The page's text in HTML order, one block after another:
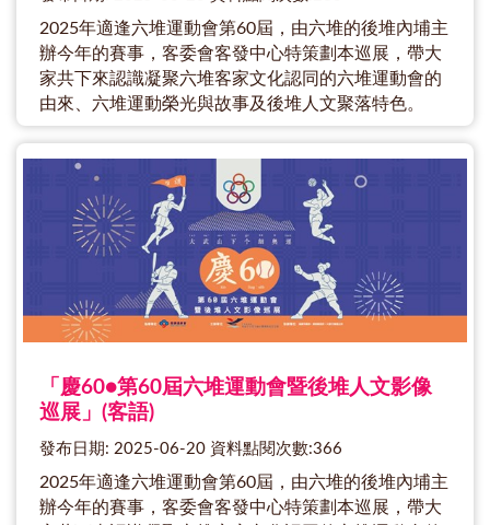
2025年適逢六堆運動會第60屆，由六堆的後堆內埔主
辦今年的賽事，客委會客發中心特策劃本巡展，帶大
家共下來認識凝聚六堆客家文化認同的六堆運動會的
由來、六堆運動榮光與故事及後堆人文聚落特色。
「慶60●第60屆六堆運動會暨後堆人文影像
巡展」(客語)
發布日期: 2025-06-20 資料點閱次數:366
2025年適逢六堆運動會第60屆，由六堆的後堆內埔主
辦今年的賽事，客委會客發中心特策劃本巡展，帶大